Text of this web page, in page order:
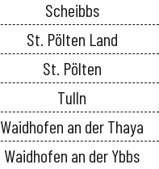
Scheibbs
St. Pölten Land
St. Pölten
Tulln
Waidhofen an der Thaya
Waidhofen an der Ybbs